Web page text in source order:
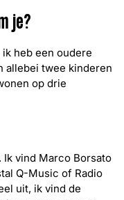
je?
heb een oudere
allebei twee kinderen
op drie
Ik vind Marco Borsato
Q-Music of Radio
uit, ik vind de